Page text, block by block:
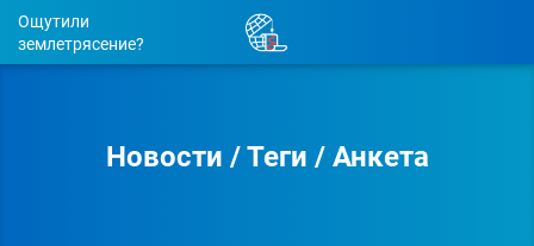
Ощутили
землетрясение?
Новости /Теги / Анкета